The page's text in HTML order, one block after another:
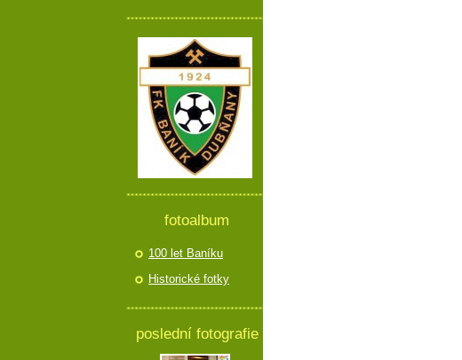
fotoalbum
100 let Baníku
Historické fotky
poslední fotografie